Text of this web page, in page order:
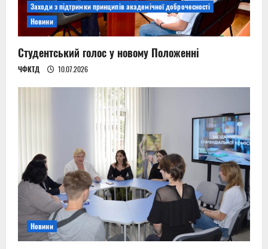
Заходи з підтримки принципів академічної доброчесності
Новини
Студентський голос у новому Положенні
ЧФКТД 10.07.2026
Новини